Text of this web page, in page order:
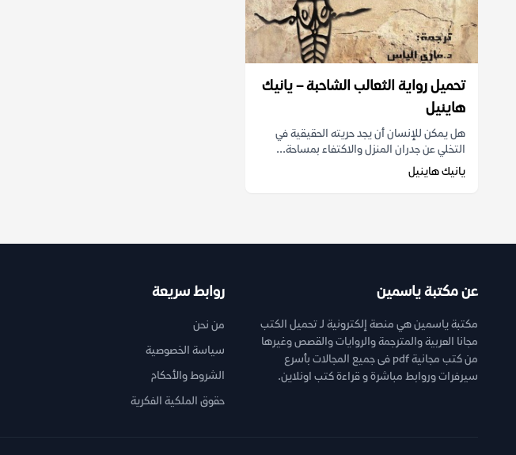
تحميل رواية الثعالب الشاحبة – يانيك
هاينيل
هل يمكن للإنسان أن يجد حريته الحقيقية في
التخلي عن جدران المنزل والاكتفاء بمساحة...
يانيك هاينيل
عن مكتبة ياسمين
مكتبة ياسمين هي منصة إلكترونية لـ تحميل الكتب
مجانا العربية والمترجمة والروايات والقصص وغيرها
من كتب مجانية pdf فى جميع المجالات بأسرع
سيرفرات وروابط مباشرة و قراءة كتب اونلاين.
روابط سريعة
من نحن
سياسة الخصوصية
الشروط والأحكام
حقوق الملكية الفكرية